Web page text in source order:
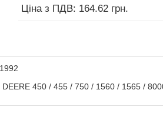
Ціна з ПДВ: 164.62 грн.
DEERE 450 / 455 / 750 / 1560 / 1565 /